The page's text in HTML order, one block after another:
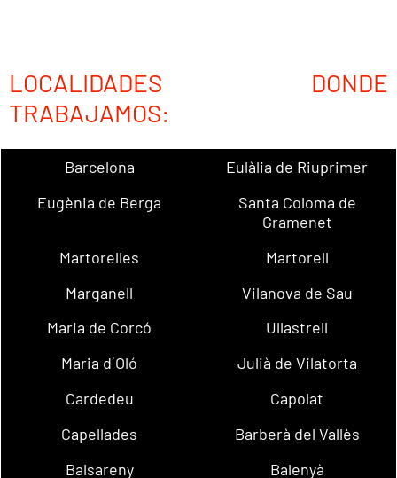
LOCALIDADES DONDE
TRABAJAMOS:
Barcelona
Eulàlia de Riuprimer
Eugènia de Berga
Santa Coloma de
Gramenet
Martorelles
Martorell
Marganell
Vilanova de Sau
Maria de Corcó
Ullastrell
Maria d´Oló
Julià de Vilatorta
Cardedeu
Capolat
Capellades
Barberà del Vallès
Balsareny
Balenyà